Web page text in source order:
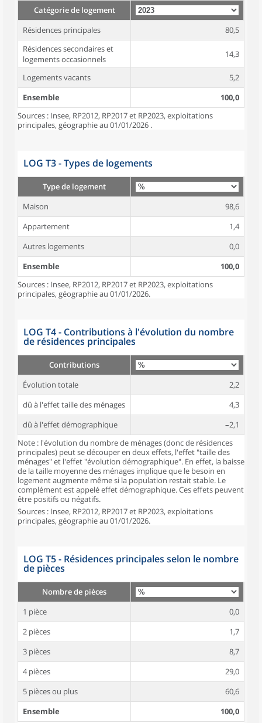
Catégorie de logement
Résidences principales
80,5
Résidences secondaires et
logements occasionnels
14,3
Logements vacants
5,2
Ensemble
100,0
Sources : Insee, RP2012, RP2017 et RP2023, exploitations
principales, géographie au 01/01/2026 .
LOG T3 - Types de logements
Type de logement
Maison
98,6
Appartement
1,4
Autres logements
0,0
Ensemble
100,0
Sources : Insee, RP2012, RP2017 et RP2023, exploitations
principales, géographie au 01/01/2026.
LOG T4 - Contributions à l'évolution du nombre
de résidences principales
Contributions
Évolution totale
2,2
dû à l'effet taille des ménages
4,3
dû à l'effet démographique
–2,1
Note : l'évolution du nombre de ménages (donc de résidences
principales) peut se découper en deux effets, l'effet "taille des
ménages" et l'effet "évolution démographique". En effet, la baisse
de la taille moyenne des ménages implique que le besoin en
logement augmente même si la population restait stable. Le
complément est appelé effet démographique. Ces effets peuvent
être positifs ou négatifs.
Sources : Insee, RP2012, RP2017 et RP2023, exploitations
principales, géographie au 01/01/2026.
LOG T5 - Résidences principales selon le nombre
de pièces
Nombre de pièces
1 pièce
0,0
2 pièces
1,7
3 pièces
8,7
4 pièces
29,0
5 pièces ou plus
60,6
Ensemble
100,0